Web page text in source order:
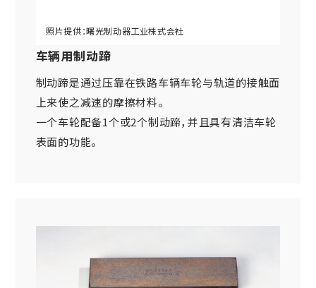
车辆用制动蹄
制动蹄是通过压靠在铁路车辆车轮与轨道的接触面
上来使之减速的摩擦材料。
一个车轮配备1个或2个制动蹄，并且具有清洁车轮
表面的功能。